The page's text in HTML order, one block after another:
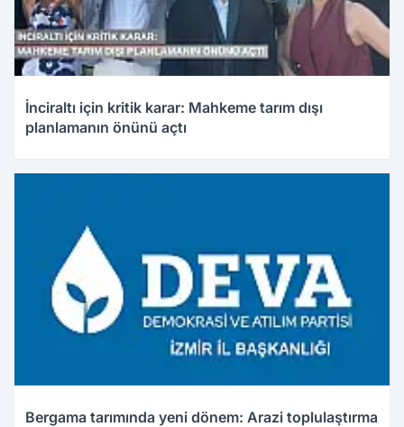
İnciraltı için kritik karar: Mahkeme tarım dışı
planlamanın önünü açtı
Bergama tarımında yeni dönem: Arazi toplulaştırma